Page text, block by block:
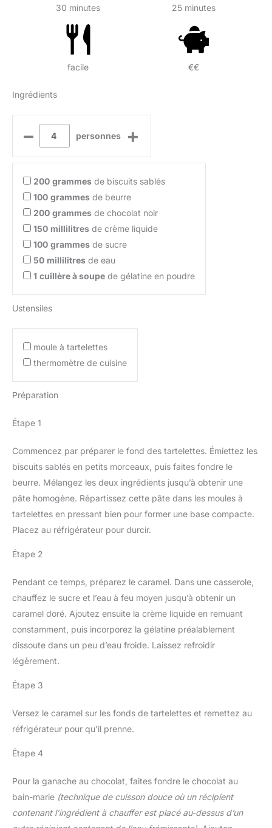
30 minutes 25 minutes
facile €€
Ingrédients
– personnes +
200 grammes de biscuits sablés
100 grammes de beurre
200 grammes de chocolat noir
150 millilitres de crème liquide
100 grammes de sucre
50 millilitres de eau
1 cuillère à soupe de gélatine en poudre
Ustensiles
moule à tartelettes
thermomètre de cuisine
Préparation
Étape 1
Commencez par préparer le fond des tartelettes. Émiettez les
biscuits sablés en petits morceaux, puis faites fondre le
beurre. Mélangez les deux ingrédients jusqu’à obtenir une
pâte homogène. Répartissez cette pâte dans les moules à
tartelettes en pressant bien pour former une base compacte.
Placez au réfrigérateur pour durcir.
Étape 2
Pendant ce temps, préparez le caramel. Dans une casserole,
chauffez le sucre et l’eau à feu moyen jusqu’à obtenir un
caramel doré. Ajoutez ensuite la crème liquide en remuant
constamment, puis incorporez la gélatine préalablement
dissoute dans un peu d’eau froide. Laissez refroidir
légèrement.
Étape 3
Versez le caramel sur les fonds de tartelettes et remettez au
réfrigérateur pour qu’il prenne.
Étape 4
Pour la ganache au chocolat, faites fondre le chocolat au
bain-marie (technique de cuisson douce où un récipient
contenant l’ingrédient à chauffer est placé au-dessus d’un